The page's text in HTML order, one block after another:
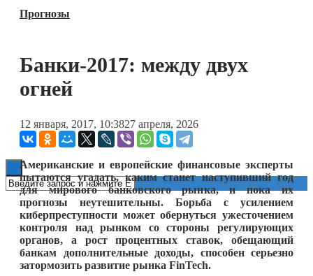
Блокчейн
Книги
Прогнозы
Банки-2017: между двух
огней
12 января, 2017, 10:3827 апреля, 2026
Американские и европейские финансовые эксперты
пытаются угадать, каким станет наступивший год
для мирового банковского рынка, и пока их
прогнозы неутешительны. Борьба с усилением
киберпреступности может обернуться ужесточением
контроля над рынком со стороны регулирующих
органов, а рост процентных ставок, обещающий
банкам дополнительные доходы, способен серьезно
затормозить развитие рынка FinTech.